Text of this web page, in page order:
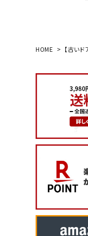
ドアノブの交換
レバーハンドル
レバーハンドル
暗証番号錠
HOME 【古い